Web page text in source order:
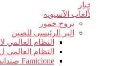
أخبار
الألعاب الآسيوية
يروج خمور
البر الرئيسى للصين
النظام العالمي
النظام العالمي ل3DS XL الطبعة ماريو
Famiclone صندانس كيد